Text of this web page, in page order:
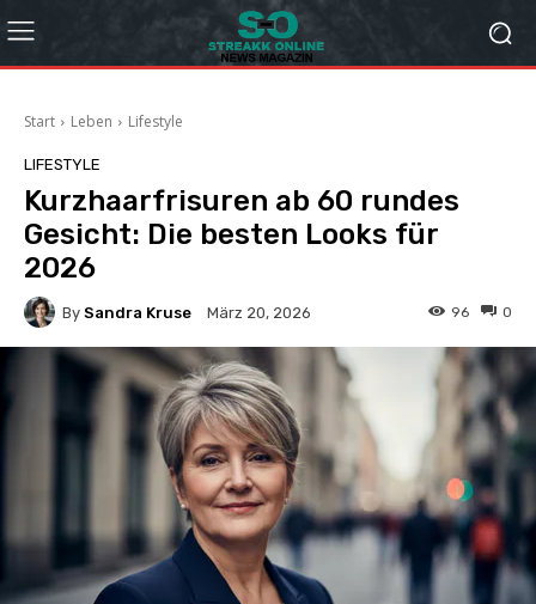
Start Leben Lifestyle
LIFESTYLE
Kurzhaarfrisuren ab 60 rundes
Gesicht: Die besten Looks für
2026
By Sandra Kruse März 20, 2026 0
96